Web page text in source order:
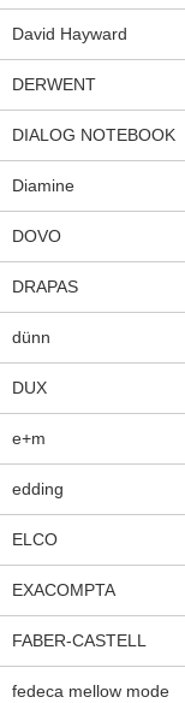
David Hayward
DERWENT
DIALOG NOTEBOOK
Diamine
DOVO
DRAPAS
dünn
DUX
e+m
edding
ELCO
EXACOMPTA
FABER-CASTELL
fedeca mellow mode